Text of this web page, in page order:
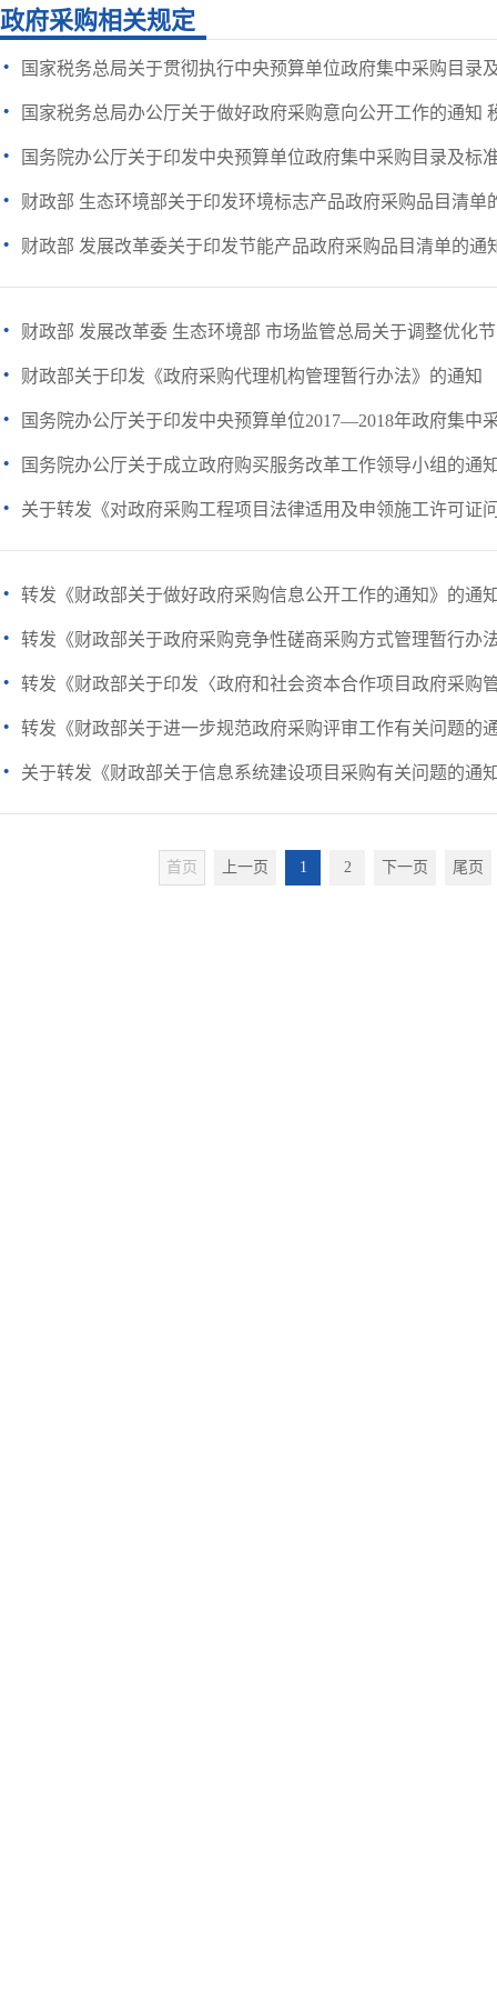
政府采购相关规定
· 国家税务总局关于贯彻执行中央预算单位政府集中采购目录
· 国家税务总局办公厅关于做好政府采购意向公开工作的通知
· 国务院办公厅关于印发中央预算单位政府集中采购目录及标
· 财政部 生态环境部关于印发环境标志产品政府采购品目清单
· 财政部 发展改革委关于印发节能产品政府采购品目清单的通
· 财政部 发展改革委 生态环境部 市场监管总局关于调整优化
· 财政部关于印发《政府采购代理机构管理暂行办法》的通知
· 国务院办公厅关于印发中央预算单位2017—2018年政府集中
· 国务院办公厅关于成立政府购买服务改革工作领导小组的通
· 关于转发《对政府采购工程项目法律适用及申领施工许可证
· 转发《财政部关于做好政府采购信息公开工作的通知》的通
· 转发《财政部关于政府采购竞争性磋商采购方式管理暂行办
· 转发《财政部关于印发〈政府和社会资本合作项目政府采购
· 转发《财政部关于进一步规范政府采购评审工作有关问题的
· 关于转发《财政部关于信息系统建设项目采购有关问题的通
首页 上一页 1 2 下一页 尾页